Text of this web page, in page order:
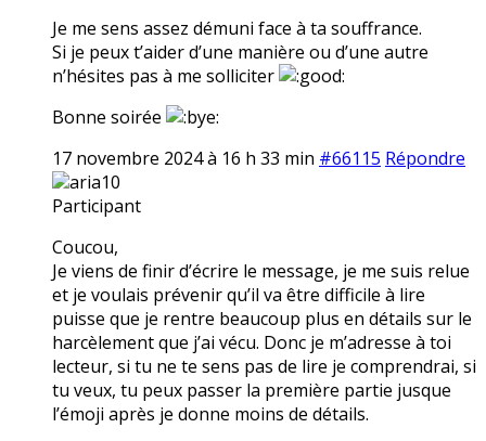
Je me sens assez démuni face à ta souffrance.
Si je peux t’aider d’une manière ou d’une autre
n’hésites pas à me solliciter
Bonne soirée
17 novembre 2024 à 16 h 33 min #66115 Répondre
aria10
Participant
Coucou,
Je viens de finir d’écrire le message, je me suis relue
et je voulais prévenir qu’il va être difficile à lire
puisse que je rentre beaucoup plus en détails sur le
harcèlement que j’ai vécu. Donc je m’adresse à toi
lecteur, si tu ne te sens pas de lire je comprendrai, si
tu veux, tu peux passer la première partie jusque
l’émoji après je donne moins de détails.